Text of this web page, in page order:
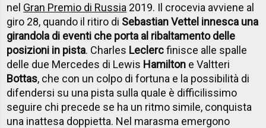
nel Gran Premio di Russia 2019. Il crocevia avviene al
giro 28, quando il ritiro di Sebastian Vettel innesca una
girandola di eventi che porta al ribaltamento delle
posizioni in pista. Charles Leclercfinisce alle spalle
delle due Mercedes di Lewis Hamilton e Valtteri
Bottas, che con un colpo di fortuna e la possibilità di
difendersi su una pista sulla quale è difficilissimo
seguire chi precede se ha un ritmo simile, conquista
una inattesa doppietta. Nel marasma emergono